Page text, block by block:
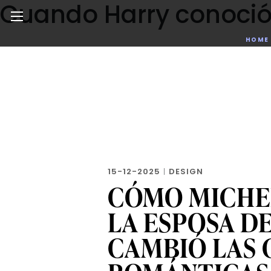
Skip
to
content
Noticias de negocios, innovación, tecnología y HOME
Cuando Harry
15-12-2025 | DESIGN
CÓMO
LA ESPOSA
CAMBIÓ LAS